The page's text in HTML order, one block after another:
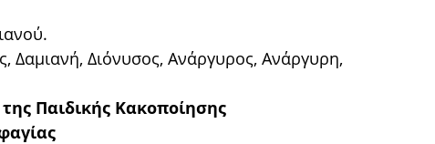
Δαμιανή, Διόνυσος, Ανάργυρος, Ανάργυρη,
Παιδικής Κακοποίησης